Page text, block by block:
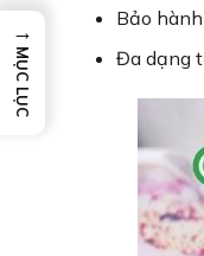
Bảo
Đa dạng
→
MỤC LỤC